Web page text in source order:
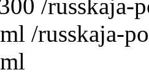
/russkaja-
/russkaja-